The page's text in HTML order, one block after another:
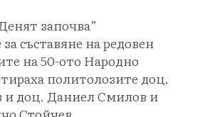
започва”
съставяне на редовен
на 50-ото Народно
политолозите доц.
и доц. Даниел Смилов и